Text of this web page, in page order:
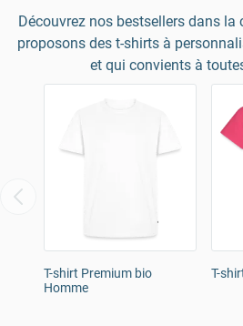
Découvrez nos bestsellers dans la
proposons des t-shirts à
et qui convients à
T-shirt Premium bio
Homme
T-